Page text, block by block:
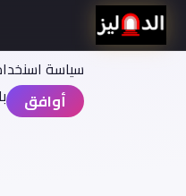
سياسة
أوافق